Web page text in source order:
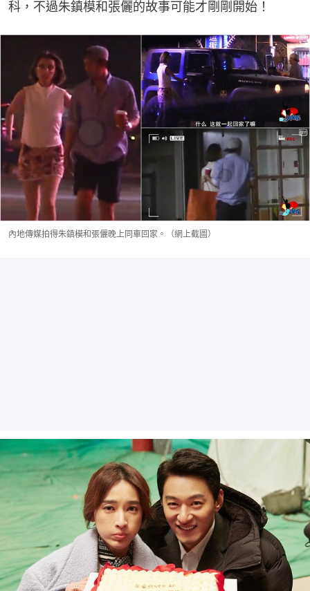
科，不過朱鎮模和張儷的故事可能才剛剛開始！
內地傳媒拍得朱鎮模和張儷晚上同車回家。（網上截圖）